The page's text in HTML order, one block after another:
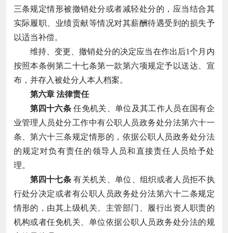
三条规定情形被撤销处分或者减轻处分的，应当结合其
实际履职、业绩贡献等情况对其薪酬待遇受到的损失予
以适当补偿。
维持、变更、撤销处分的决定应当在作出后1个月内
按照本条例第二十七条第一款第六项规定予以送达、宣
布，并存入被处分人本人档案。
第六章 法律责任
第四十六条 任免机关、单位及其工作人员在国有企
业管理人员处分工作中有公职人员政务处分法第六十一
条、第六十三条规定情形的，依据公职人员政务处分法
的规定对负有责任的领导人员和直接责任人员给予处
理。
第四十七条 有关机关、单位、组织或者人员拒不执
行处分决定或者有公职人员政务处分法第六十二条规定
情形的，由其上级机关、主管部门、履行出资人职责的
机构或者任免机关、单位依据公职人员政务处分法的规